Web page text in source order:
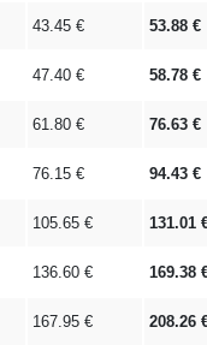
43.45 € 53.88 €
47.40 € 58.78 €
61.80 € 76.63 €
76.15 € 94.43 €
105.65 € 131.01
136.60 € 169.38
167.95 € 208.26